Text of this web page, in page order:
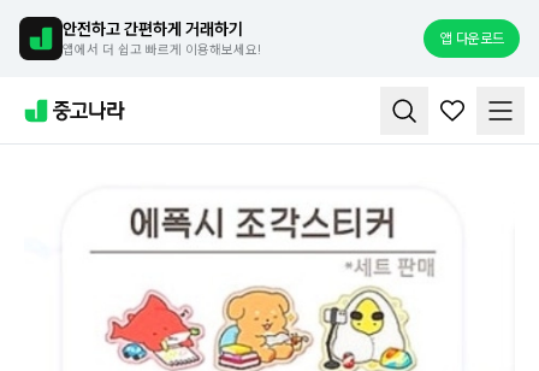
안전하고 간편하게 거래하기
앱에서 더 쉽고 빠르게 이용해보세요!
앱 다운로드